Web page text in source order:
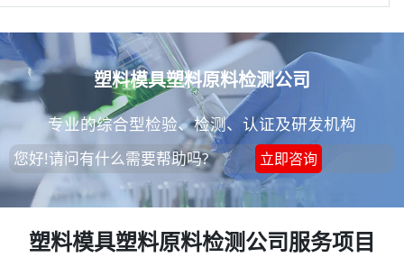
塑料模具塑料原料检测公司
专业的综合型检验、检测、认证及研发机构
您好!请问有什么需要帮助吗? 立即咨询
塑料模具塑料原料检测公司服务项目